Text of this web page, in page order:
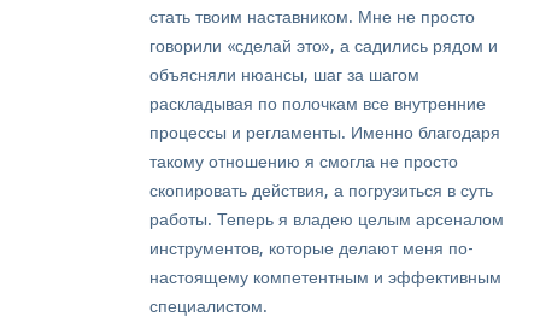
стать твоим наставником. Мне не просто
говорили «сделай это», а садились рядом и
объясняли нюансы, шаг за шагом
раскладывая по полочкам все внутренние
процессы и регламенты. Именно благодаря
такому отношению я смогла не просто
скопировать действия, а погрузиться в суть
работы. Теперь я владею целым арсеналом
инструментов, которые делают меня по-
настоящему компетентным и эффективным
специалистом.